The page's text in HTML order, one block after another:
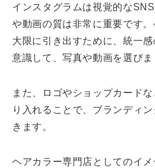
インスタグラムは視覚的な
や動画の質は非常に重要です
大限に引き出すために、統一
意識して、写真や動画を選びま
また、ロゴやショップカード
り入れることで、ブランディ
きます。
ヘアカラー専門店としてのイ